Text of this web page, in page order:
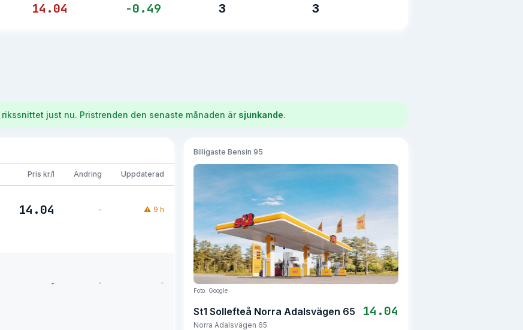
14.04 -0.49 3 3
rikssnittet just nu. Pristrenden den senaste månaden är sjunkande.
Pris kr/l Ändring Uppdaterad
14.04 - ⚠ 9 h
- - -
Billigaste Bensin 95
Foto: Google
St1 Sollefteå Norra Adalsvägen 65 14.04
Norra Adalsvägen 65